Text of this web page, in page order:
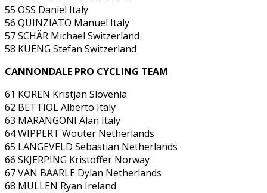
55 OSS Daniel Italy
56 QUINZIATO Manuel Italy
57 SCHÄR Michael Switzerland
58 KUENG Stefan Switzerland
CANNONDALE PRO CYCLING TEAM
61 KOREN Kristjan Slovenia
62 BETTIOL Alberto Italy
63 MARANGONI Alan Italy
64 WIPPERT Wouter Netherlands
65 LANGEVELD Sebastian Netherlands
66 SKJERPING Kristoffer Norway
67 VAN BAARLE Dylan Netherlands
68 MULLEN Ryan Ireland